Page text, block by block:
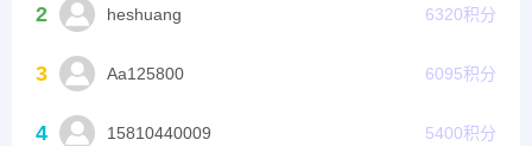
2 heshuang 6320积分
3 Aa125800 6095积分
4 15810440009 5400积分